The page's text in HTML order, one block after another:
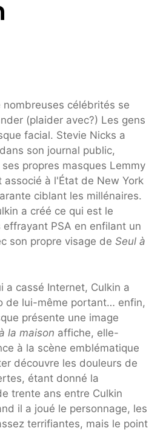
nombreuses célébrités se
(plaider avec?) Les gens
facial. Stevie Nicks a
son journal public,
propres masques Lemmy
associé à l'État de New York
ciblant les millénaires.
a créé ce qui est le
effrayant PSA en enfilant un
son propre visage de Seul à
a cassé Internet, Culkin a
de lui-même portant… enfin,
présente une image
la maison affiche, elle-
à la scène emblématique
découvre les douleurs de
étant donné la
trente ans entre Culkin
il a joué le personnage, les
terrifiantes, mais le point